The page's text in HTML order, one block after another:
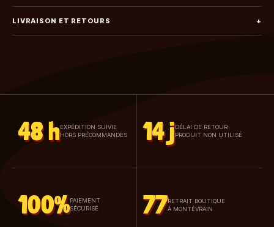
LIVRAISON ET RETOURS +
48 h EXPÉDITION SUIVIE
HORS PRÉCOMMANDES
14 jDÉLAI DE RETOUR
PRODUIT NON UTILISÉ
100% PAIEMENT
SÉCURISÉ
77RETRAIT BOUTIQUE
À MONTÉVRAIN